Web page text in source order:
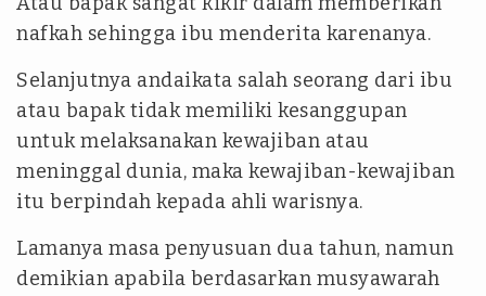
nafkah sehingga ibu menderita karenanya.
Selanjutnya andaikata salah seorang dari ibu
atau bapak tidak memiliki kesanggupan
untuk melaksanakan kewajiban atau
meninggal dunia, maka kewajiban-kewajiban
itu berpindah kepada ahli warisnya.
Lamanya masa penyusuan dua tahun, namun
demikian apabila berdasarkan musyawarah